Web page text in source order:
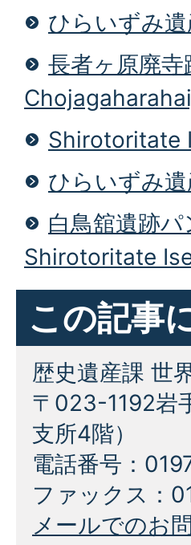
ひらいずみ
長者ヶ原廃
Shirotoritate
ひらいずみ
白鳥舘遺跡
Shirotoritate
この記事
歴史遺産課 世
〒023-1192岩
支所4階）
電話番号：
ファックス：
メールでのお